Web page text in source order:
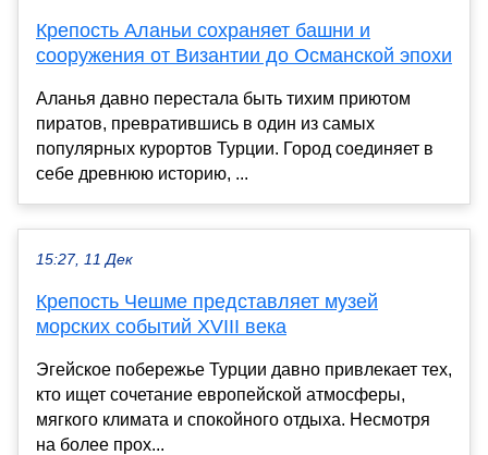
Крепость Аланьи сохраняет башни и
сооружения от Византии до Османской эпохи
Аланья давно перестала быть тихим приютом
пиратов, превратившись в один из самых
популярных курортов Турции. Город соединяет в
себе древнюю историю, ...
15:27, 11 Дек
Крепость Чешме представляет музей
морских событий XVIII века
Эгейское побережье Турции давно привлекает тех,
кто ищет сочетание европейской атмосферы,
мягкого климата и спокойного отдыха. Несмотря
на более прох...